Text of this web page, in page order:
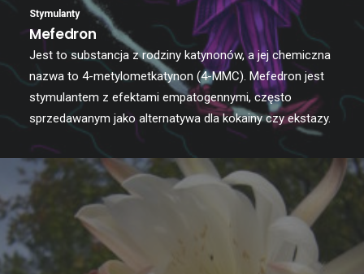
Stymulanty
Mefedron
Jest to substancja z rodziny katynonów, a jej chemiczna
nazwa to 4-metylometkatynon (4-MMC). Mefedron jest
stymulantem z efektami empatogennymi, często
sprzedawanym jako alternatywa dla kokainy czy ekstazy.